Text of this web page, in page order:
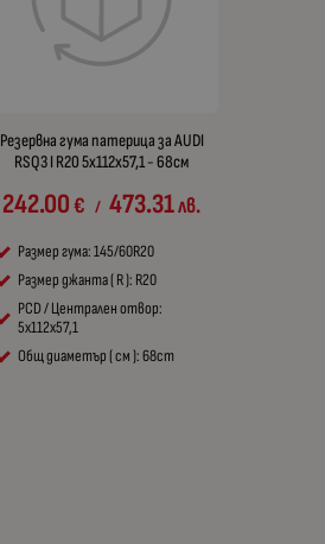
Резервна гума патерица за AUDI
RSQ3 I R20 5x112x57,1 - 68см
242.00€ / 473.31лв.
Размер гума: 145/60R20
Размер джанта ( R ): R20
PCD / Централен отвор:
5x112x57,1
Общ диаметър ( см ): 68cm